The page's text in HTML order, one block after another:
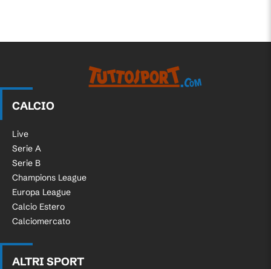
CALCIO
Live
Serie A
Serie B
Champions League
Europa League
Calcio Estero
Calciomercato
ALTRI SPORT